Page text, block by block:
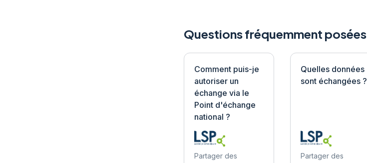
Questions fréquemment posées
Comment puis-je
autoriser un
échange via le
Point d'échange
national ?
Partager des
Quelles données
sont échangées ?
Partager des